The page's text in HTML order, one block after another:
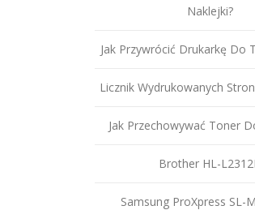
Naklejki?
Jak Przywrócić Drukarkę Do
Licznik Wydrukowanych
Jak Przechowywać Toner
Brother HL-
Samsung ProXpress SL-